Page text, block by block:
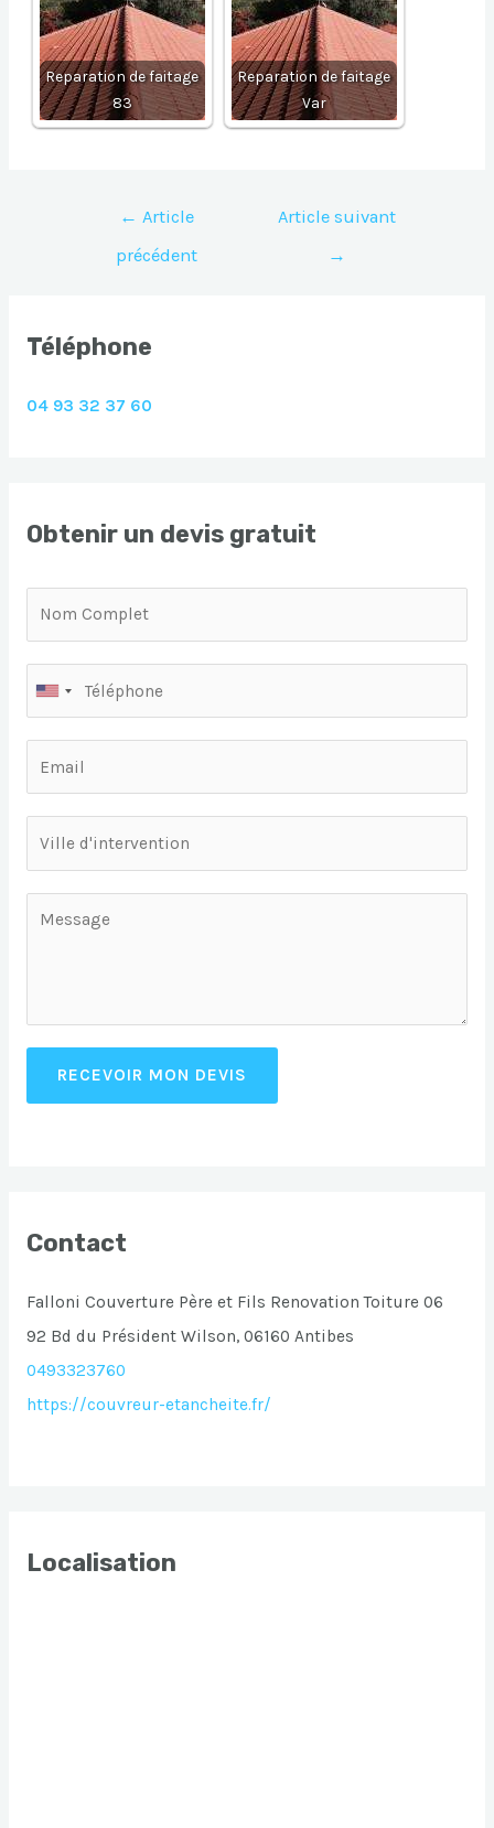
Reparation de faitage
83
Reparation de faitage
Var
Navigation
l’article
← Article
précédent
Article suivant
→
Téléphone
04 93 32 37 60
Obtenir un devis gratuit
RECEVOIR MON DEVIS
Contact
Falloni Couverture Père et Fils Renovation Toiture 06
92 Bd du Président Wilson, 06160 Antibes
0493323760
https://couvreur-etancheite.fr/
Localisation